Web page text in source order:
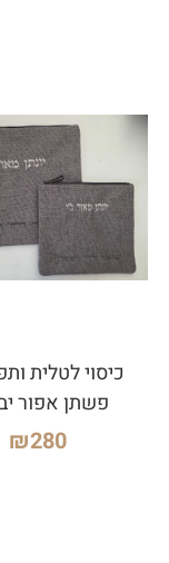
כיסוי לטלית
פשתן אפור
₪280